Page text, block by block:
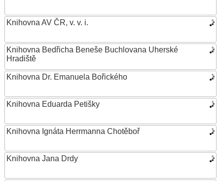
Knihovna AV ČR, v. v. i.
Knihovna Bedřicha Beneše Buchlovana Uherské
Hradiště
Knihovna Dr. Emanuela Bořického
Knihovna Eduarda Petišky
Knihovna Ignáta Herrmanna Chotěboř
Knihovna Jana Drdy